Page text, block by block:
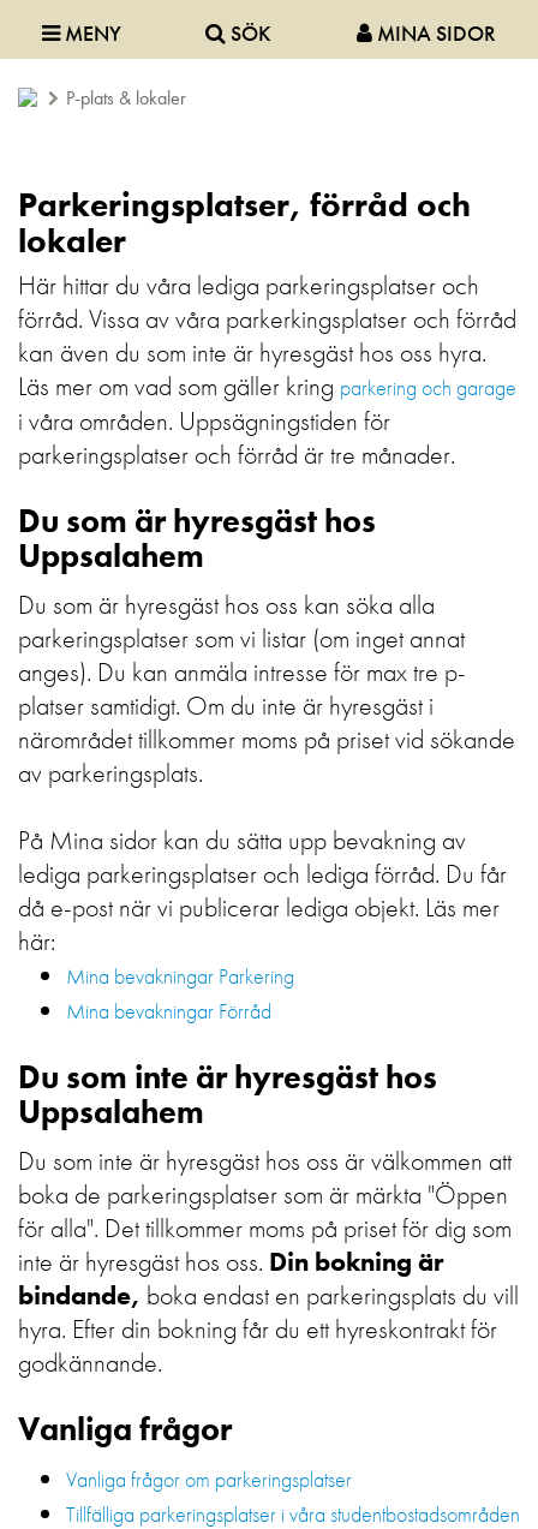
MENY SÖK MINA SIDOR
P-plats & lokaler
Parkeringsplatser, förråd och
lokaler
Här hittar du våra lediga parkeringsplatser och
förråd. Vissa av våra parkerkingsplatser och förråd
kan även du som inte är hyresgäst hos oss hyra.
Läs mer om vad som gäller kring parkering och garage
i våra områden. Uppsägningstiden för
parkeringsplatser och förråd är tre månader.
Du som är hyresgäst hos
Uppsalahem
Du som är hyresgäst hos oss kan söka alla
parkeringsplatser som vi listar (om inget annat
anges). Du kan anmäla intresse för max tre p-
platser samtidigt. Om du inte är hyresgäst i
närområdet tillkommer moms på priset vid sökande
av parkeringsplats.
På Mina sidor kan du sätta upp bevakning av
lediga parkeringsplatser och lediga förråd. Du får
då e-post när vi publicerar lediga objekt. Läs mer
här:
Mina bevakningar Parkering
Mina bevakningar Förråd
Du som inte är hyresgäst hos
Uppsalahem
Du som inte är hyresgäst hos oss är välkommen att
boka de parkeringsplatser som är märkta "Öppen
för alla". Det tillkommer moms på priset för dig som
inte är hyresgäst hos oss. Din bokning är
bindande, boka endast en parkeringsplats du vill
hyra. Efter din bokning får du ett hyreskontrakt för
godkännande.
Vanliga frågor
Vanliga frågor om parkeringsplatser
Tillfälliga parkeringsplatser i våra studentbostadsområden